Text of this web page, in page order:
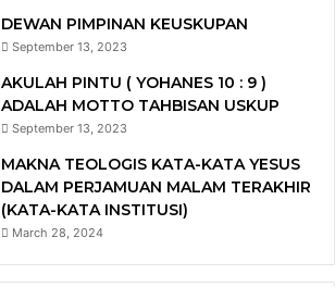
DEWAN PIMPINAN KEUSKUPAN
September 13, 2023
AKULAH PINTU ( YOHANES 10 : 9 )
ADALAH MOTTO TAHBISAN USKUP
September 13, 2023
MAKNA TEOLOGIS KATA-KATA YESUS
DALAM PERJAMUAN MALAM TERAKHIR
(KATA-KATA INSTITUSI)
March 28, 2024